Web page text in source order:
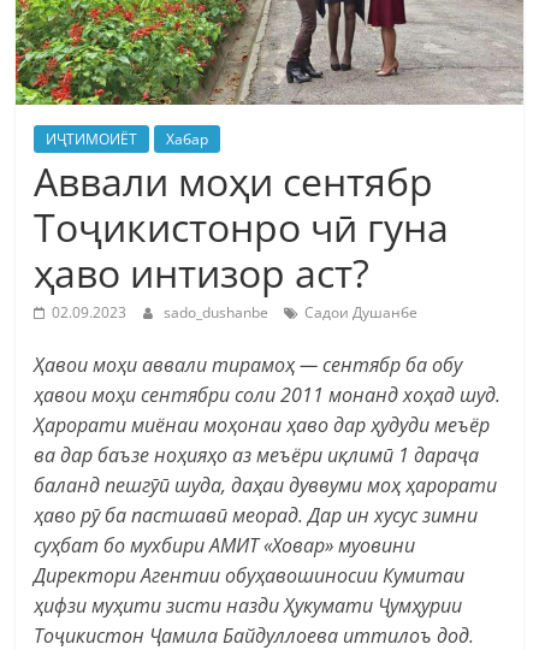
ИҶТИМОИЁТ Хабар
Аввали моҳи сентябр
Тоҷикистонро чӣ гуна
ҳаво интизор аст?
02.09.2023 sado_dushanbe Садои Душанбе
Ҳавои моҳи аввали тирамоҳ — сентябр ба обу
ҳавои моҳи сентябри соли 2011 монанд хоҳад шуд.
Ҳарорати миёнаи моҳонаи ҳаво дар ҳудуди меъёр
ва дар баъзе ноҳияҳо аз меъёри иқлимӣ 1 дараҷа
баланд пешгӯӣ шуда, даҳаи дуввуми моҳ ҳарорати
ҳаво рӯ ба пастшавӣ меорад. Дар ин хусус зимни
суҳбат бо мухбири АМИТ «Ховар» муовини
Директори Агентии обуҳавошиносии Кумитаи
ҳифзи муҳити зисти назди Ҳукумати Ҷумҳурии
Тоҷикистон Ҷамила Байдуллоева иттилоъ дод.